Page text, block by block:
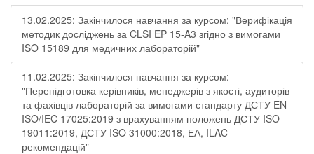
13.02.2025: Закінчилося навчання за курсом: "Верифікація
методик досліджень за CLSI EP 15-A3 згідно з вимогами
ISO 15189 для медичних лабораторій"
11.02.2025: Закінчилося навчання за курсом:
"Перепідготовка керівників, менеджерів з якості, аудиторів
та фахівців лабораторій за вимогами стандарту ДСТУ EN
ISO/IEC 17025:2019 з врахуванням положень ДСТУ ISO
19011:2019, ДСТУ ISO 31000:2018, ЕА, ILAC-
рекомендацій"